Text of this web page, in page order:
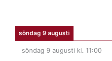
söndag 9 augusti
söndag 9 augusti kl. 11:00